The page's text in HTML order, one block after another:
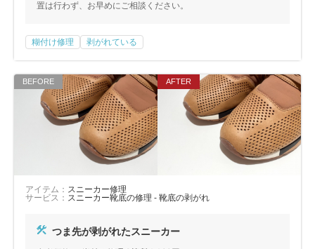
置は行わず、お早めにご相談ください。
糊付け修理 剥がれている
アイテム： スニーカー修理
サービス： スニーカー靴底の修理 - 靴底の剥がれ
つま先が剥がれたスニーカー